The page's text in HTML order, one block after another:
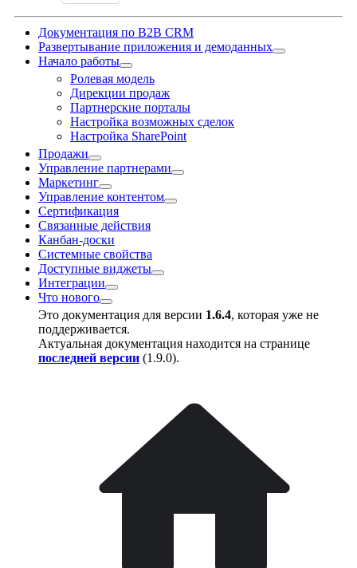
Документация по B2B CRM
Развертывание приложения и демоданных
Начало работы
Ролевая модель
Дирекции продаж
Партнерские порталы
Настройка возможных сделок
Настройка SharePoint
Продажи
Управление партнерами
Маркетинг
Управление контентом
Сертификация
Связанные действия
Канбан-доски
Системные свойства
Доступные виджеты
Интеграции
Что нового
Это документация для версии 1.6.4, которая уже не
поддерживается.
Актуальная документация находится на странице
последней версии (1.9.0).